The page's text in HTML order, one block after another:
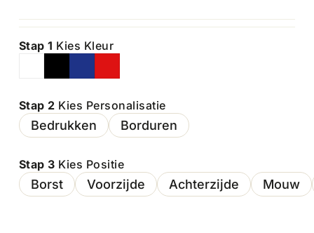
Stap 1 Kies Kleur
Stap 2 Kies Personalisatie
Bedrukken Borduren
Stap 3 Kies Positie
Borst Voorzijde Achterzijde Mouw